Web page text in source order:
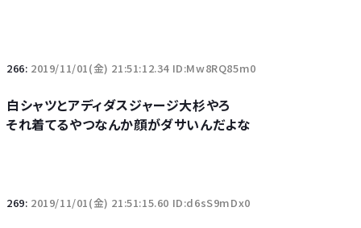
266: 2019/11/01(金) 21:51:12.34 ID:Mw8RQ85m0
白シャツとアディダスジャージ大杉やろ
それ着てるやつなんか顔がダサいんだよな
269: 2019/11/01(金) 21:51:15.60 ID:d6sS9mDx0